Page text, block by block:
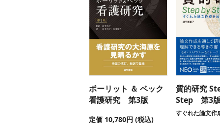
ポーリット ＆ ベック
看護研究 第3版
定価 10,780円 (税込)
質的研究
Step 第3
すぐれた論文作